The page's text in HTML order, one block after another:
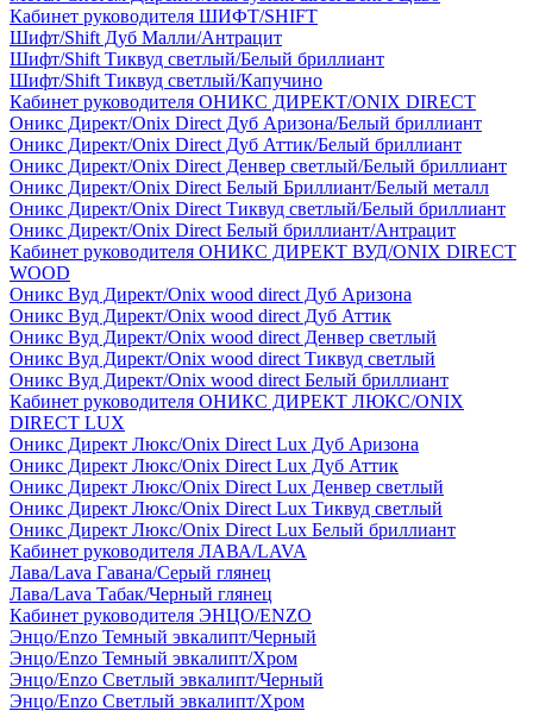
Кабинет руководителя ШИФТ/SHIFT
Шифт/Shift Дуб Малли/Антрацит
Шифт/Shift Тиквуд светлый/Белый бриллиант
Шифт/Shift Тиквуд светлый/Капучино
Кабинет руководителя ОНИКС ДИРЕКТ/ONIX DIRECT
Оникс Директ/Onix Direct Дуб Аризона/Белый бриллиант
Оникс Директ/Onix Direct Дуб Аттик/Белый бриллиант
Оникс Директ/Onix Direct Денвер светлый/Белый бриллиант
Оникс Директ/Onix Direct Белый Бриллиант/Белый металл
Оникс Директ/Onix Direct Тиквуд светлый/Белый бриллиант
Оникс Директ/Onix Direct Белый бриллиант/Антрацит
Кабинет руководителя ОНИКС ДИРЕКТ ВУД/ONIX DIRECT
WOOD
Оникс Вуд Директ/Onix wood direct Дуб Аризона
Оникс Вуд Директ/Onix wood direct Дуб Аттик
Оникс Вуд Директ/Onix wood direct Денвер светлый
Оникс Вуд Директ/Onix wood direct Тиквуд светлый
Оникс Вуд Директ/Onix wood direct Белый бриллиант
Кабинет руководителя ОНИКС ДИРЕКТ ЛЮКС/ONIX
DIRECT LUX
Оникс Директ Люкс/Onix Direct Lux Дуб Аризона
Оникс Директ Люкс/Onix Direct Lux Дуб Аттик
Оникс Директ Люкс/Onix Direct Lux Денвер светлый
Оникс Директ Люкс/Onix Direct Lux Тиквуд светлый
Оникс Директ Люкс/Onix Direct Lux Белый бриллиант
Кабинет руководителя ЛАВА/LAVA
Лава/Lava Гавана/Серый глянец
Лава/Lava Табак/Черный глянец
Кабинет руководителя ЭНЦО/ENZO
Энцо/Enzo Темный эвкалипт/Черный
Энцо/Enzo Темный эвкалипт/Хром
Энцо/Enzo Светлый эвкалипт/Черный
Энцо/Enzo Светлый эвкалипт/Хром